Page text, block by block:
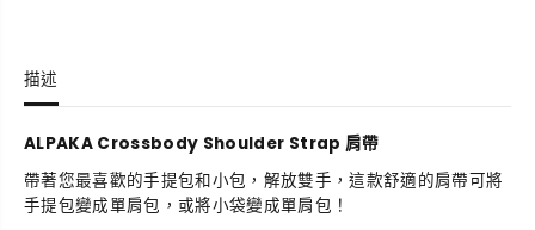
s
b
d
y
S
b
d
y
S
描述
ALPAKA Crossbody Shoulder Strap 肩帶
帶著您最喜歡的手提包和小包，解放雙手，這款舒適的肩帶可將
手提包變成單肩包，或將小袋變成單肩包！